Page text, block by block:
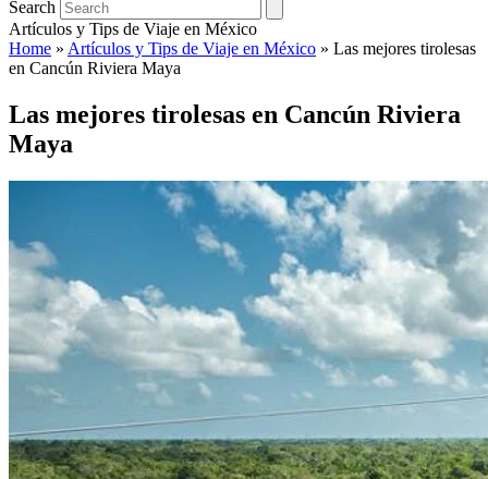
Search
Artículos y Tips de Viaje en México
Home » Artículos y Tips de Viaje en México » Las mejores tirolesas
en Cancún Riviera Maya
Las mejores tirolesas en Cancún Riviera
Maya